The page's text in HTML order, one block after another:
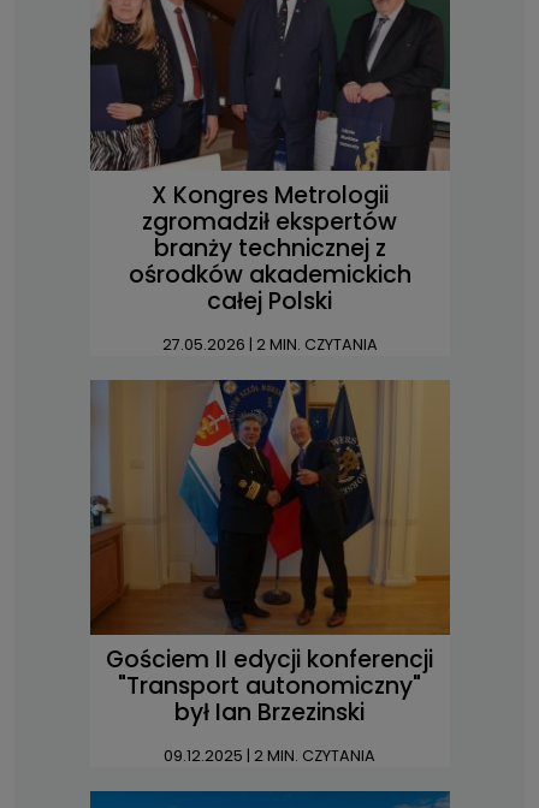
X Kongres Metrologii
zgromadził ekspertów
branży technicznej z
ośrodków akademickich
całej Polski
27.05.2026 | 2 MIN. CZYTANIA
Gościem II edycji konferencji
"Transport autonomiczny"
był Ian Brzezinski
09.12.2025 | 2 MIN. CZYTANIA